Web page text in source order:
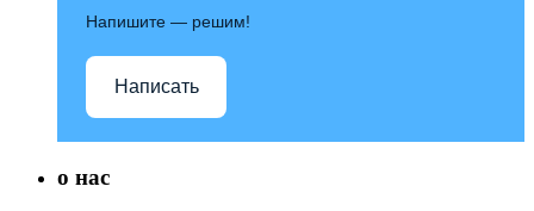
Напишите — решим!
Написать
о нас